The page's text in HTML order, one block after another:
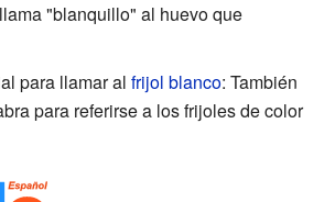
"blanquillo" al huevo que
para llamar al frijol blanco: También
para referirse a los frijoles de color